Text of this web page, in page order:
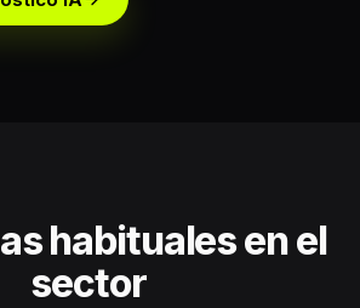
habituales en el
sector